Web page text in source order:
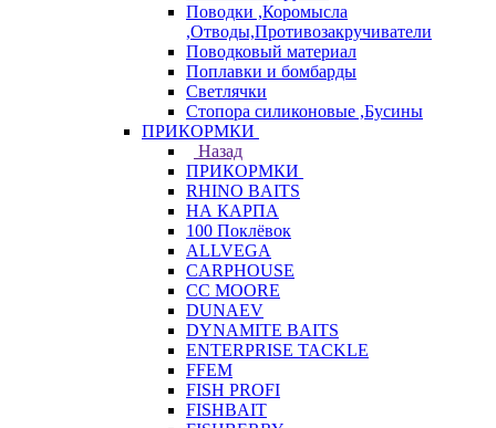
Поводки ,Коромысла
,Отводы,Противозакручиватели
Поводковый материал
Поплавки и бомбарды
Светлячки
Стопора силиконовые ,Бусины
ПРИКОРМКИ
Назад
ПРИКОРМКИ
RHINO BAITS
НА КАРПА
100 Поклёвок
ALLVEGA
CARPHOUSE
CC MOORE
DUNAEV
DYNAMITE BAITS
ENTERPRISE TACKLE
FFEM
FISH PROFI
FISHBAIT